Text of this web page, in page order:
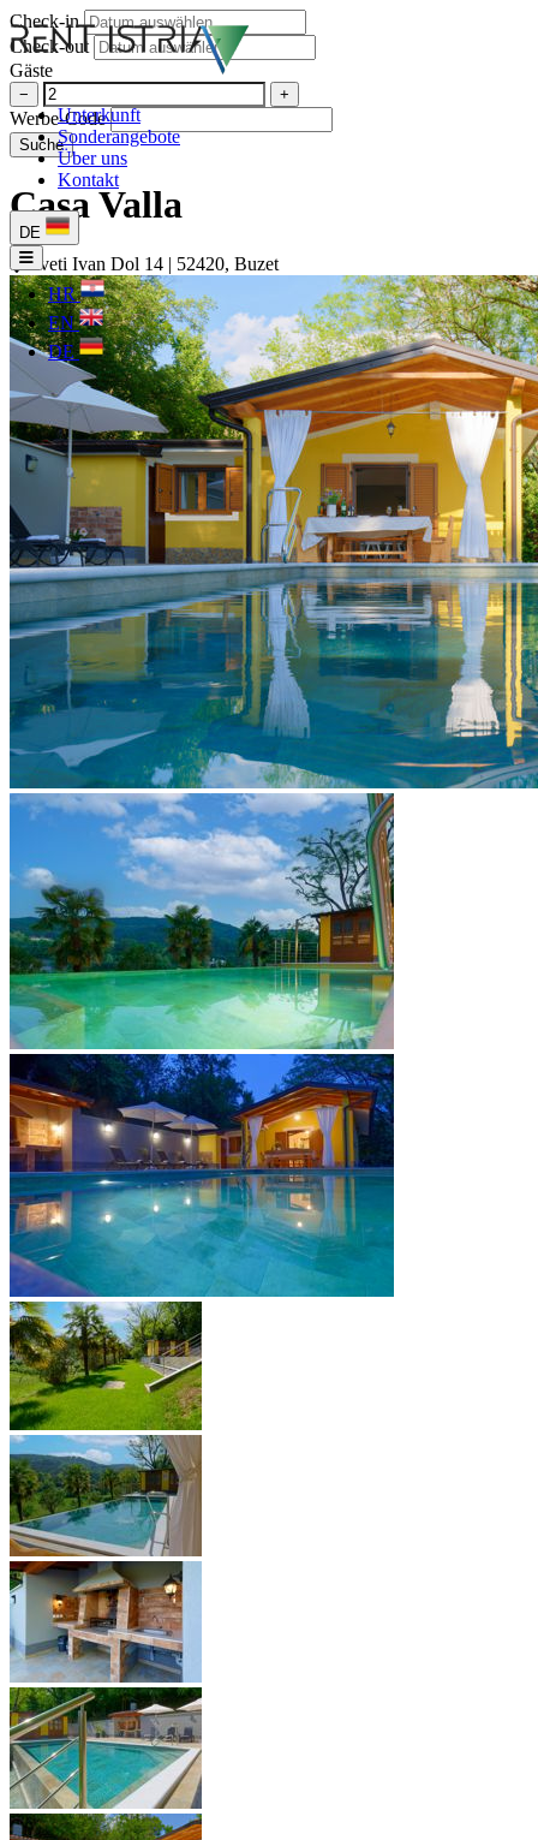
Unterkunft
Sonderangebote
Über uns
Kontakt
DE
HR
EN
DE
Check-in
Check-out
Gäste
− +
Werbe-Code
Suche
Casa Valla
Sveti Ivan Dol 14 | 52420, Buzet